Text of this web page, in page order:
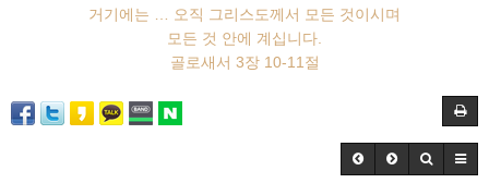
거기에는 … 오직 그리스도께서 모든 것이시며
모든 것 안에 계십니다.
골로새서 3장 10-11절